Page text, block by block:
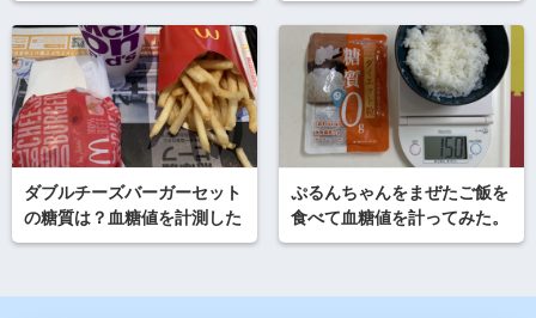
ダブルチーズバーガーセット
の糖質は？血糖値を計測した
ぷるんちゃんをまぜたご飯を
食べて血糖値を計ってみた。